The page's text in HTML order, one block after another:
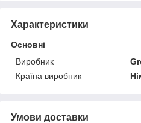
Характеристики
Основні
Виробник
Країна виробник
Умови доставки